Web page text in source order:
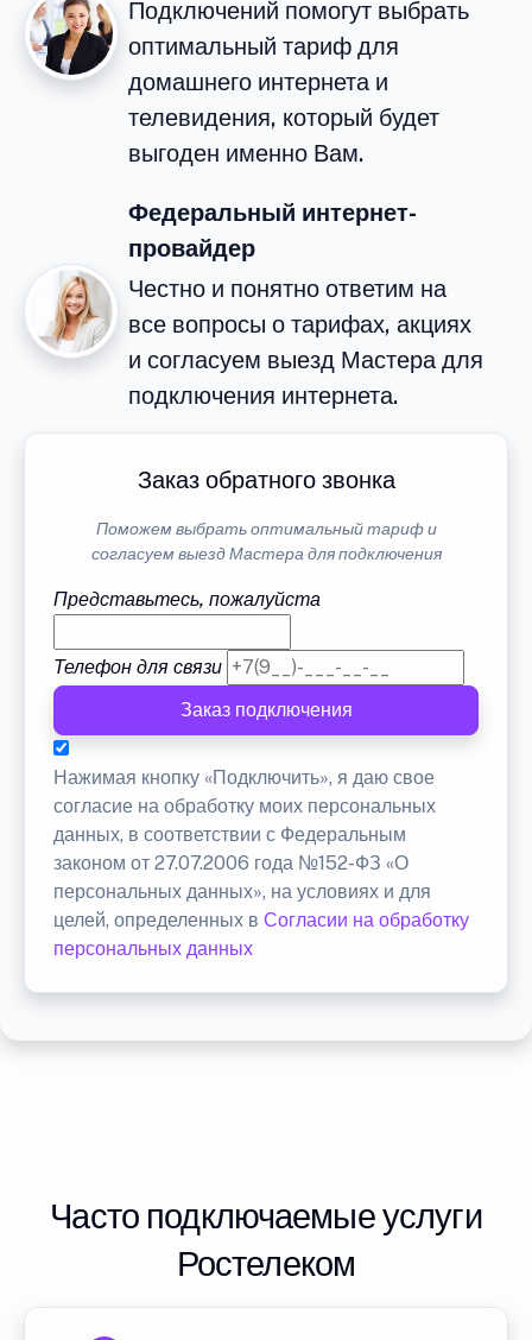
Подключений помогут выбрать
оптимальный тариф для
домашнего интернета и
телевидения, который будет
выгоден именно Вам.
Федеральный интернет-
провайдер
Честно и понятно ответим на
все вопросы о тарифах, акциях
и согласуем выезд Мастера для
подключения интернета.
Заказ обратного звонка
Поможем выбрать оптимальный тариф и
согласуем выезд Мастера для подключения
Представьтесь, пожалуйста
Телефон для связи
Заказ подключения
Нажимая кнопку «Подключить», я даю свое
согласие на обработку моих персональных
данных, в соответствии с Федеральным
законом от 27.07.2006 года №152-ФЗ «О
персональных данных», на условиях и для
целей, определенных в Согласии на обработку
персональных данных
Часто подключаемые услуги
Ростелеком